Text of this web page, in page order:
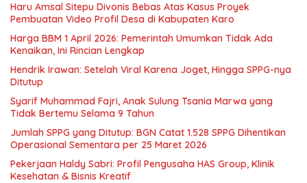
Haru Amsal Sitepu Divonis Bebas Atas Kasus Proyek
Pembuatan Video Profil Desa di Kabupaten Karo
Harga BBM 1 April 2026: Pemerintah Umumkan Tidak Ada
Kenaikan, Ini Rincian Lengkap
Hendrik Irawan: Setelah Viral Karena Joget, Hingga SPPG-nya
Ditutup
Syarif Muhammad Fajri, Anak Sulung Tsania Marwa yang
Tidak Bertemu Selama 9 Tahun
Jumlah SPPG yang Ditutup: BGN Catat 1.528 SPPG Dihentikan
Operasional Sementara per 25 Maret 2026
Pekerjaan Haldy Sabri: Profil Pengusaha HAS Group, Klinik
Kesehatan & Bisnis Kreatif